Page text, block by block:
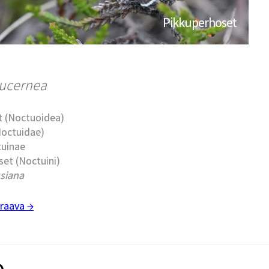
Pikkuperhoset
(Noctuoidea)
(Noctuini)
→